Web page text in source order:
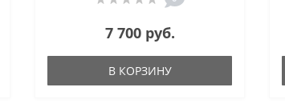
7 700 руб.
В КОРЗИНУ